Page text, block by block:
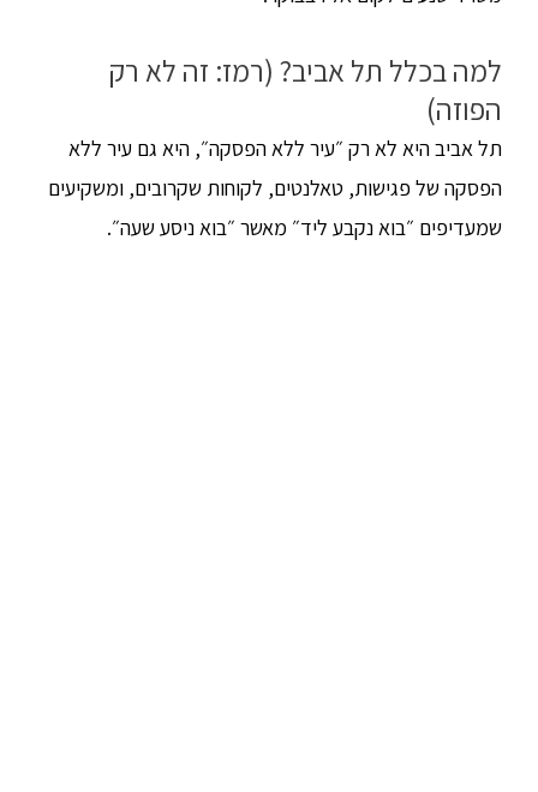
למה בכלל תל אביב? (רמז: זה לא רק
הפוזה)
תל אביב היא לא רק ״עיר ללא הפסקה״, היא גם עיר ללא
הפסקה של פגישות, טאלנטים, לקוחות שקרובים, ומשקיעים
שמעדיפים ״בוא נקבע ליד״ מאשר ״בוא ניסע שעה״.